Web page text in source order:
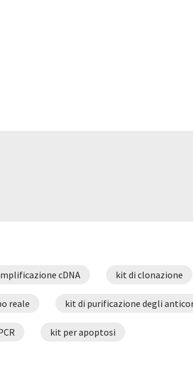
cDNA kit di clonazione
reale kit di purificazione degli
kit per apoptosi